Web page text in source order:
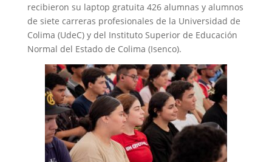
recibieron su laptop gratuita 426 alumnas y alumnos
de siete carreras profesionales de la Universidad de
Colima (UdeC) y del Instituto Superior de Educación
Normal del Estado de Colima (Isenco).